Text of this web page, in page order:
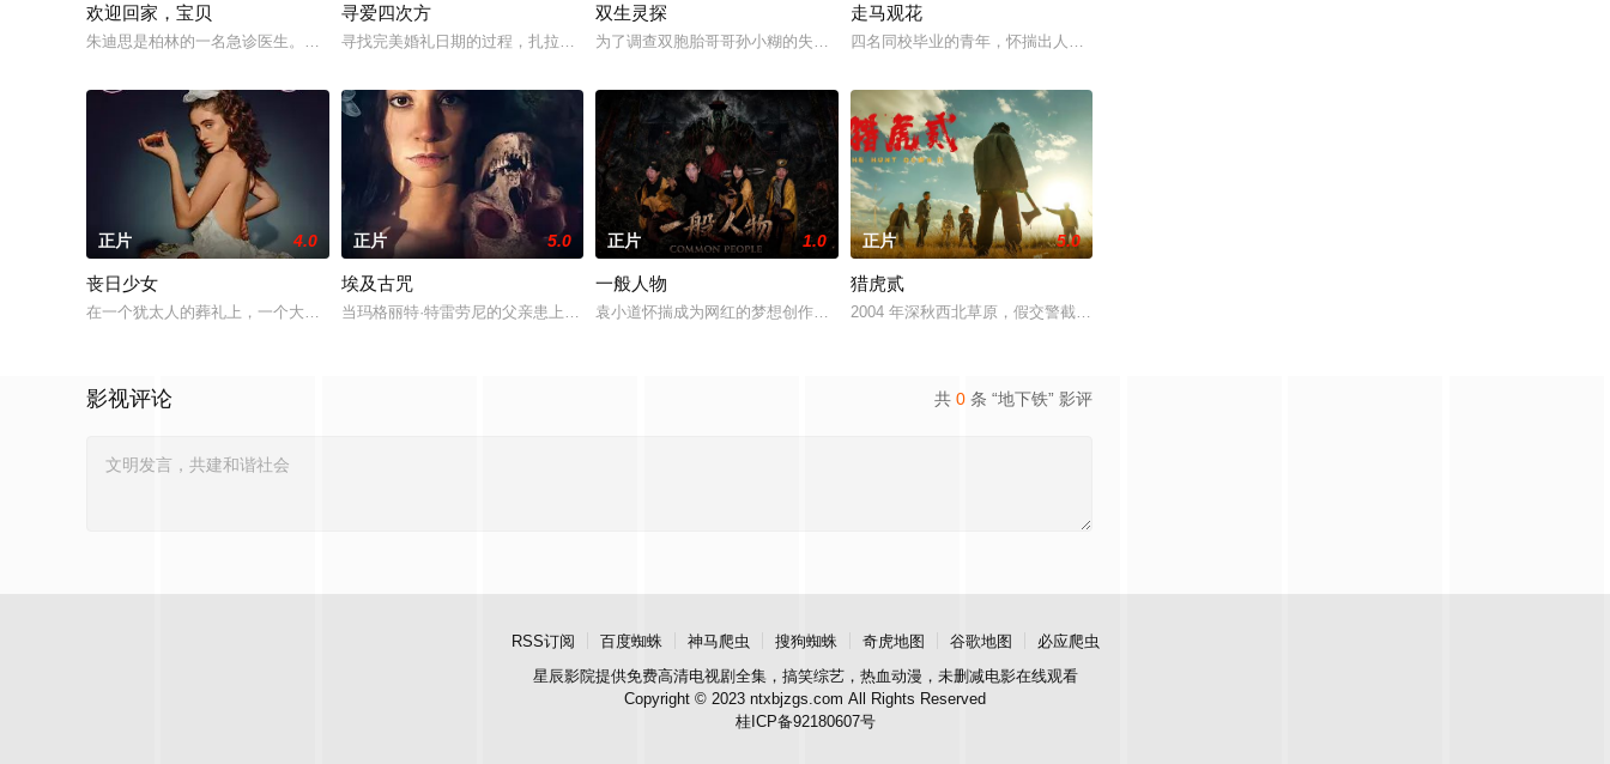
欢迎回家，宝贝
朱迪思是柏林的一名急诊医生。当她从奥地利的一家人那里继承了一栋房子，而这家人正是她在童年时期被送给的收养
寻爱四次方
寻找完美婚礼日期的过程，扎拉经历了一连串的冒险——并走向了她未曾预料的爱情。
双生灵探
为了调查双胞胎哥哥孙小糊的失踪，孙小涂参加了警队的招新考试，却在考试现场卷入警察局长遇刺事件，幸好有一直
走马观花
四名同校毕业的青年，怀揣出人头地的梦想，却在大都市屡屡碰壁。经历荒唐的创业求职后，几人一路逃离至
正片 4.0
丧日少女
在一个犹太人的葬礼上，一个大学生和她的父母偶遇了她的甜心老爹。
正片 5.0
埃及古咒
当玛格丽特·特雷劳尼的父亲患上了一种神秘的超自然疾病时，她和一位意志坚定的律师必须揭开一个笼罩在黑暗家族
正片 1.0
一般人物
袁小道怀揣成为网红的梦想创作短视频，并与周小乙等人组建了“红透半边天”团队。然而团队在发展过程中遭遇了诸
正片 5.0
猎虎贰
2004 年深秋西北草原，假交警截停铜矿押运车，炸药破箱、两命陨灭，悍匪携枪遁入茫茫戈壁。刑警杨志刚凭
共 0 条 “地下铁” 影评
影视评论
RSS订阅 百度蜘蛛 神马爬虫 搜狗蜘蛛 奇虎地图 谷歌地图
必应爬虫
星辰影院提供免费高清电视剧全集，搞笑综艺，热血动漫，未删减电影在线观看
Copyright © 2023 ntxbjzgs.com All Rights Reserved
桂ICP备92180607号